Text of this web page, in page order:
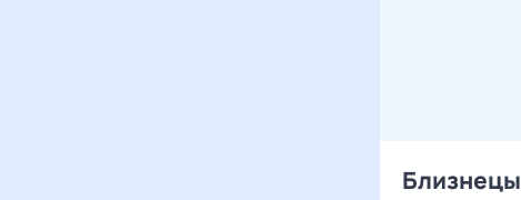
Близнецы